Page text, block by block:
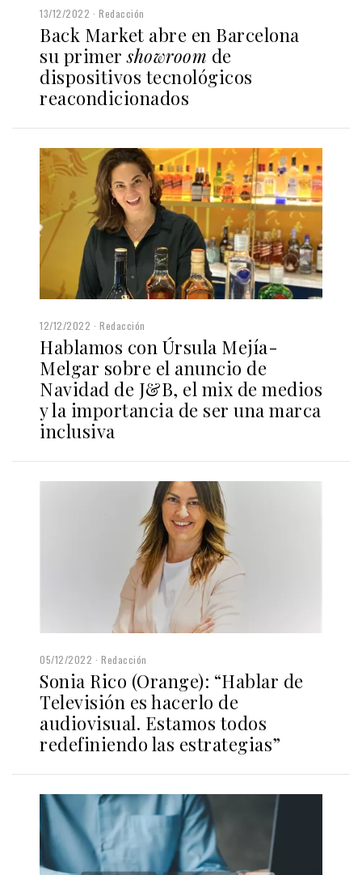
13/12/2022 Redacción
Back Market abre en Barcelona
su primershowroom de
dispositivos tecnológicos
reacondicionados
12/12/2022 Redacción
Hablamos con Úrsula Mejía-
Melgar sobre el anuncio de
Navidad de J&B, el mix de medios
y la importancia de ser una marca
inclusiva
05/12/2022 Redacción
Sonia Rico (Orange): “Hablar de
Televisión es hacerlo de
audiovisual. Estamos todos
redefiniendo las estrategias”